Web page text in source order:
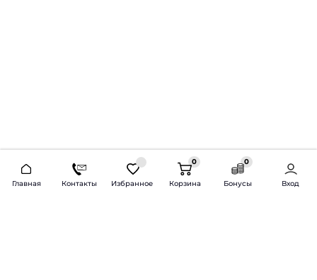
Главная Контакты Избранное
0
Корзина
0
Бонусы Вход
2026 © Продажа и установка автозвука.
Доставка по всей России и СНГ